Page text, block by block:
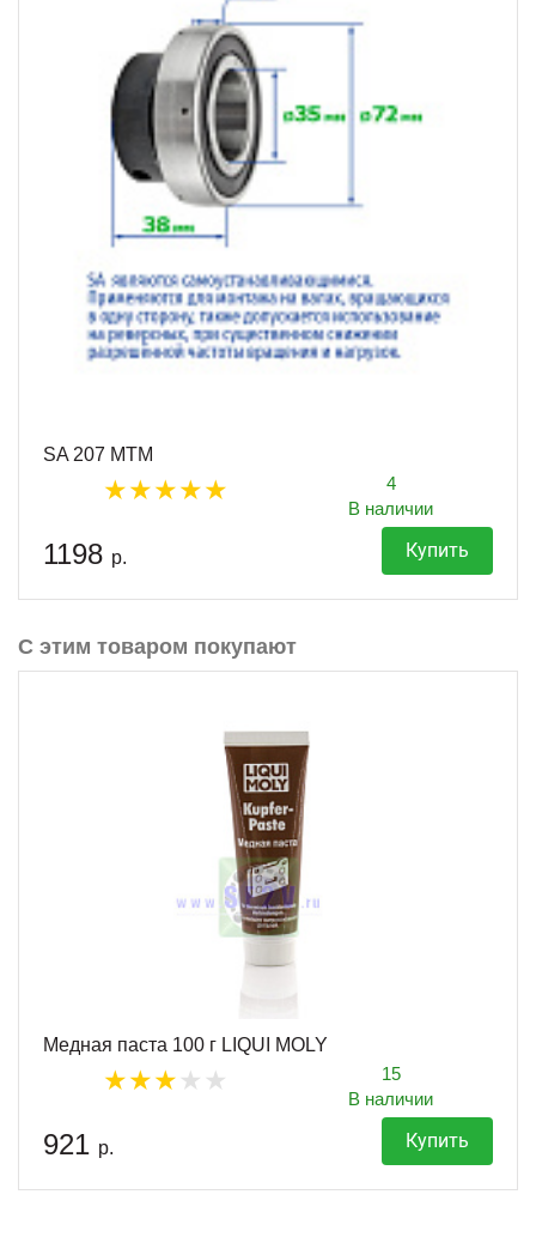
SA 207 MTM
4
В наличии
1198 р. Купить
С этим товаром покупают
Медная паста 100 г LIQUI MOLY
15
В наличии
921 р. Купить